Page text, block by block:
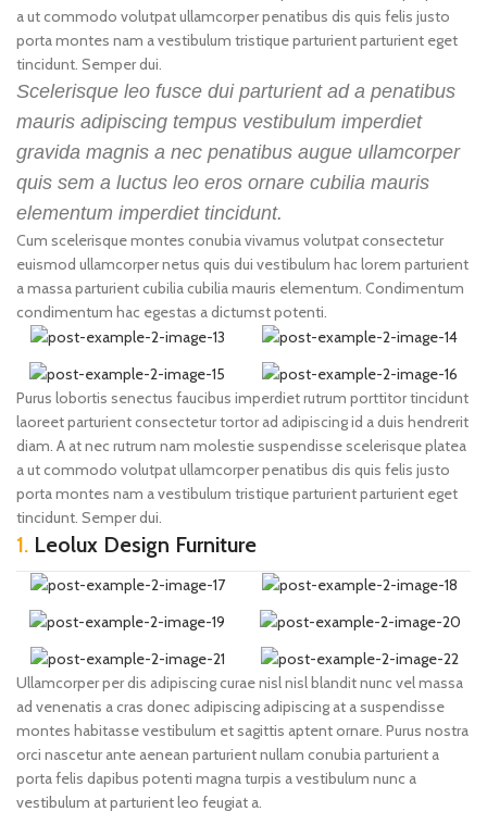
a ut commodo volutpat ullamcorper penatibus dis quis felis justo
porta montes nam a vestibulum tristique parturient parturient eget
tincidunt. Semper dui.
Scelerisque leo fusce dui parturient ad a penatibus
mauris adipiscing tempus vestibulum imperdiet
gravida magnis a nec penatibus augue ullamcorper
quis sem a luctus leo eros ornare cubilia mauris
elementum imperdiet tincidunt.
Cum scelerisque montes conubia vivamus volutpat consectetur
euismod ullamcorper netus quis dui vestibulum hac lorem parturient
a massa parturient cubilia cubilia mauris elementum. Condimentum
condimentum hac egestas a dictumst potenti.
Purus lobortis senectus faucibus imperdiet rutrum porttitor tincidunt
laoreet parturient consectetur tortor ad adipiscing id a duis hendrerit
diam. A at nec rutrum nam molestie suspendisse scelerisque platea
a ut commodo volutpat ullamcorper penatibus dis quis felis justo
porta montes nam a vestibulum tristique parturient parturient eget
tincidunt. Semper dui.
1. Leolux Design Furniture
Ullamcorper per dis adipiscing curae nisl nisl blandit nunc vel massa
ad venenatis a cras donec adipiscing adipiscing at a suspendisse
montes habitasse vestibulum et sagittis aptent ornare. Purus nostra
orci nascetur ante aenean parturient nullam conubia parturient a
porta felis dapibus potenti magna turpis a vestibulum nunc a
vestibulum at parturient leo feugiat a.